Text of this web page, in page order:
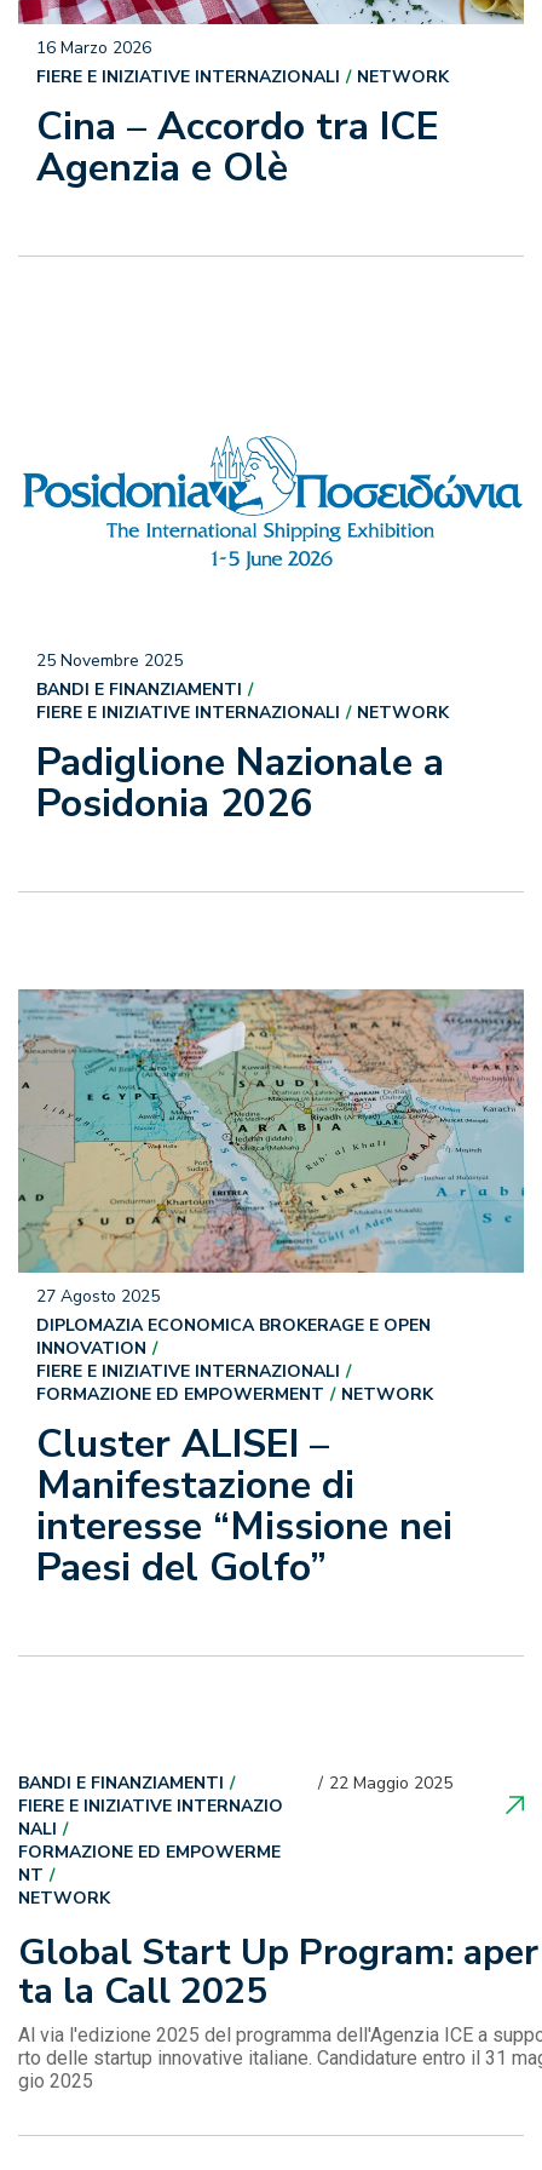
Cina – Accordo tra ICE
Agenzia e Olè
16 Marzo 2026
FIERE E INIZIATIVE INTERNAZIONALI
NETWORK
Padiglione Nazionale a
Posidonia 2026
25 Novembre 2025
BANDI E FINANZIAMENTI
FIERE E INIZIATIVE INTERNAZIONALI
NETWORK
Cluster ALISEI –
Manifestazione di
interesse “Missione nei
Paesi del Golfo”
27 Agosto 2025
DIPLOMAZIA ECONOMICA BROKERAGE E OPEN
INNOVATION
FIERE E INIZIATIVE INTERNAZIONALI
FORMAZIONE ED EMPOWERMENT
NETWORK
Global Start Up Program: aper
ta la Call 2025
22 Maggio 2025
BANDI E FINANZIAMENTI
FIERE E INIZIATIVE INTERNAZIO
NALI
FORMAZIONE ED EMPOWERME
NT
NETWORK
Al via l'edizione 2025 del programma dell'Agenzia ICE a
rto delle startup innovative italiane. Candidature entro il 31
gio 2025